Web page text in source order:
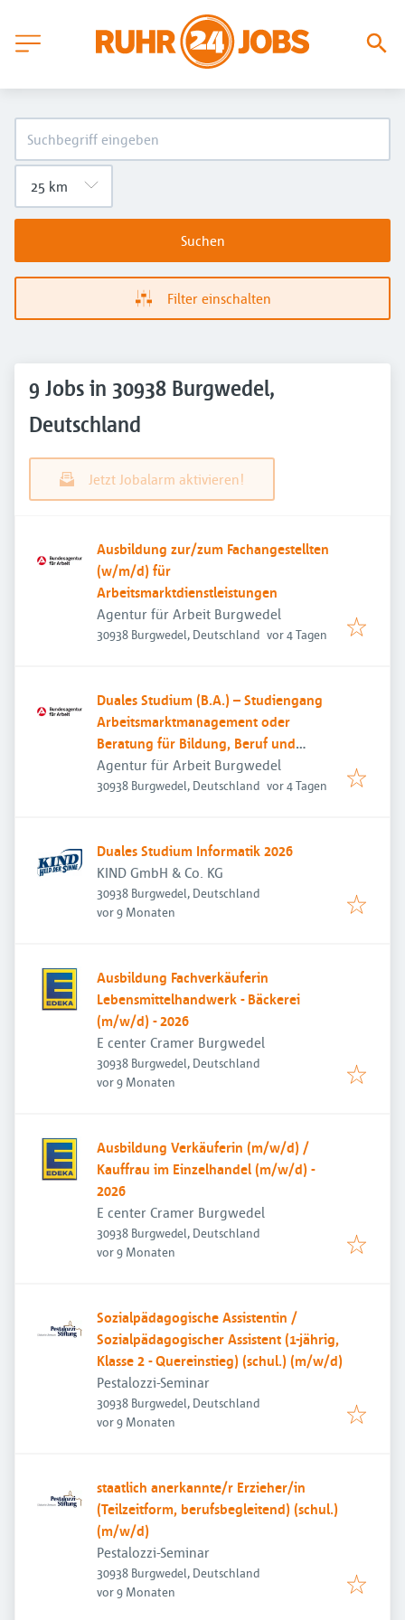
Suchen
Filter einschalten
9 Jobs in 30938 Burgwedel,
Deutschland
Jetzt Jobalarm aktivieren!
Ausbildung zur/zum Fachangestellten
(w/m/d) für
Arbeitsmarktdienstleistungen
Agentur für Arbeit Burgwedel
30938 Burgwedel, Deutschland Veröffentlicht
vor 4 Tagen
Duales Studium (B.A.) – Studiengang
Arbeitsmarktmanagement oder
Beratung für Bildung, Beruf und
Beschäftigung
Agentur für Arbeit Burgwedel
30938 Burgwedel, Deutschland Veröffentlicht
vor 4 Tagen
Duales Studium Informatik 2026
KIND GmbH & Co. KG
30938 Burgwedel, Deutschland
Veröffentlicht:
vor 9 Monaten
Ausbildung Fachverkäuferin
Lebensmittelhandwerk - Bäckerei
(m/w/d) - 2026
E center Cramer Burgwedel
30938 Burgwedel, Deutschland
Veröffentlicht:
vor 9 Monaten
Ausbildung Verkäuferin (m/w/d) /
Kauffrau im Einzelhandel (m/w/d) -
2026
E center Cramer Burgwedel
30938 Burgwedel, Deutschland
Veröffentlicht:
vor 9 Monaten
Sozialpädagogische Assistentin /
Sozialpädagogischer Assistent (1-jährig,
Klasse 2 - Quereinstieg) (schul.) (m/w/d)
Pestalozzi-Seminar
30938 Burgwedel, Deutschland
Veröffentlicht:
vor 9 Monaten
staatlich anerkannte/r Erzieher/in
(Teilzeitform, berufsbegleitend) (schul.)
(m/w/d)
Pestalozzi-Seminar
30938 Burgwedel, Deutschland
Veröffentlicht:
vor 9 Monaten